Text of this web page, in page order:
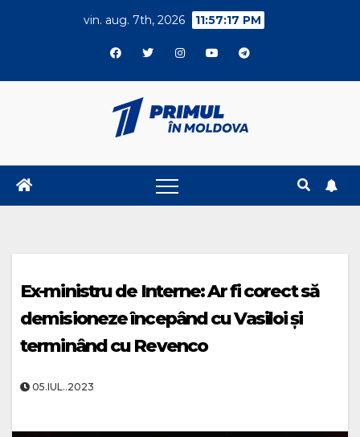
vin. aug. 7th, 2026 11:57:17 PM
Ex-ministru de Interne: Ar fi corect să
demisioneze începând cu Vasiloi și
terminând cu Revenco
05.IUL..2023